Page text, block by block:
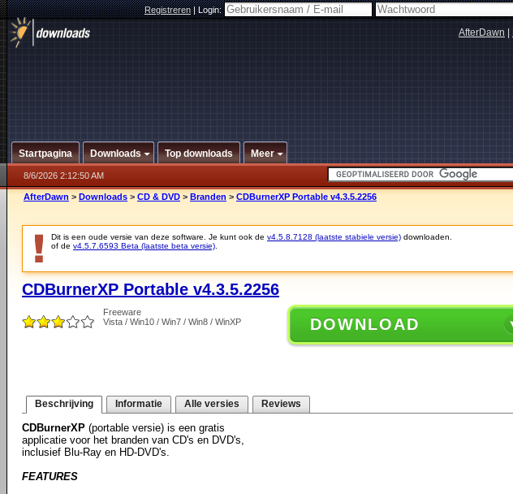
Registreren|Login:
AfterDawn
Startpagina Downloads Top downloads Meer
8/6/2026 2:12:50 AM
AfterDawn > Downloads > CD & DVD > Branden > CDBurnerXP Portable v4.3.5.2256
Dit is een oude versie van deze software. Je kunt ook de v4.5.8.7128 (laatste stabiele versie) downloaden.
of de v4.5.7.6593 Beta (laatste beta versie)
CDBurnerXP Portable v4.3.5.2256
Freeware
Vista / Win10 / Win7 / Win8 / WinXP
DOWNLOAD
Beschrijving Informatie Alle versies Reviews
CDBurnerXP (portable versie) is een gratis
applicatie voor het branden van CD's en DVD's,
inclusief Blu-Ray en HD-DVD's.
FEATURES